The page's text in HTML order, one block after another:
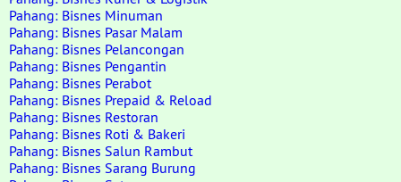
Pahang: Bisnes Minuman
Pahang: Bisnes Pasar Malam
Pahang: Bisnes Pelancongan
Pahang: Bisnes Pengantin
Pahang: Bisnes Perabot
Pahang: Bisnes Prepaid & Reload
Pahang: Bisnes Restoran
Pahang: Bisnes Roti & Bakeri
Pahang: Bisnes Salun Rambut
Pahang: Bisnes Sarang Burung